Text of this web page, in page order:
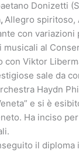
Donizetti
,Allegro spiritoso,
con
al
Viktor
sale da
Haydn
e si è
Ha inciso
il